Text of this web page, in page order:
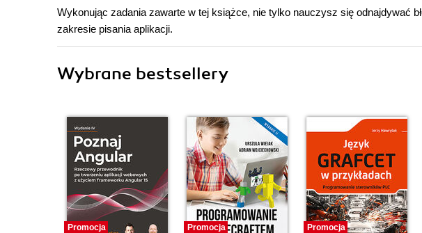
Wykonując zadania zawarte w tej książce, nie tylko nauczysz się odnajdywać
zakresie pisania aplikacji.
Wybrane bestsellery
Promocja Promocja Promocja